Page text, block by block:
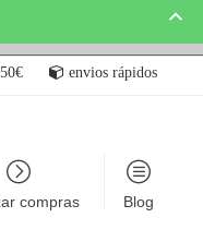
envios rápidos
compras Blog